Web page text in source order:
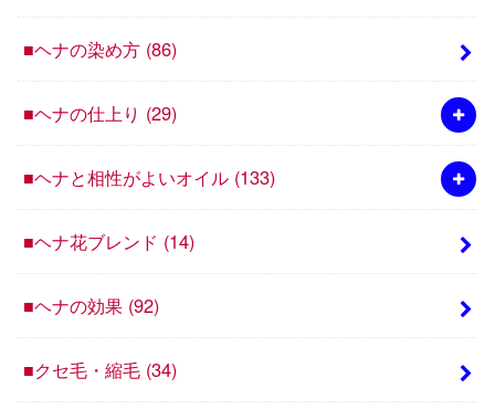
■ヘナの染め方 (86)
■ヘナの仕上り (29)
■ヘナと相性がよいオイル (133)
■ヘナ花ブレンド (14)
■ヘナの効果 (92)
■クセ毛・縮毛 (34)